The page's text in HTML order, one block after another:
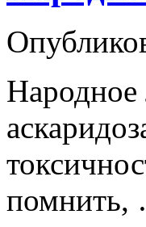
Народное
помнить,